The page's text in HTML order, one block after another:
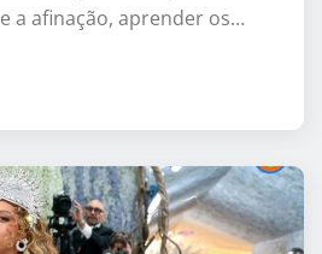
a afinação, aprender os…